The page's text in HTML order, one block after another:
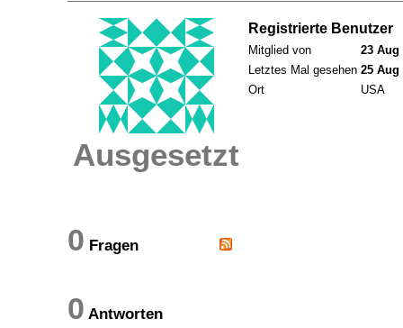
Ausgesetzt
Registrierte Benutzer
Mitglied von
23 Aug
Letztes Mal gesehen 25 Aug
Ort
USA
0 Fragen
0 Antworten